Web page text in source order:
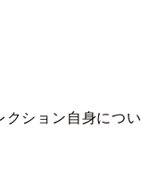
クション自身につい